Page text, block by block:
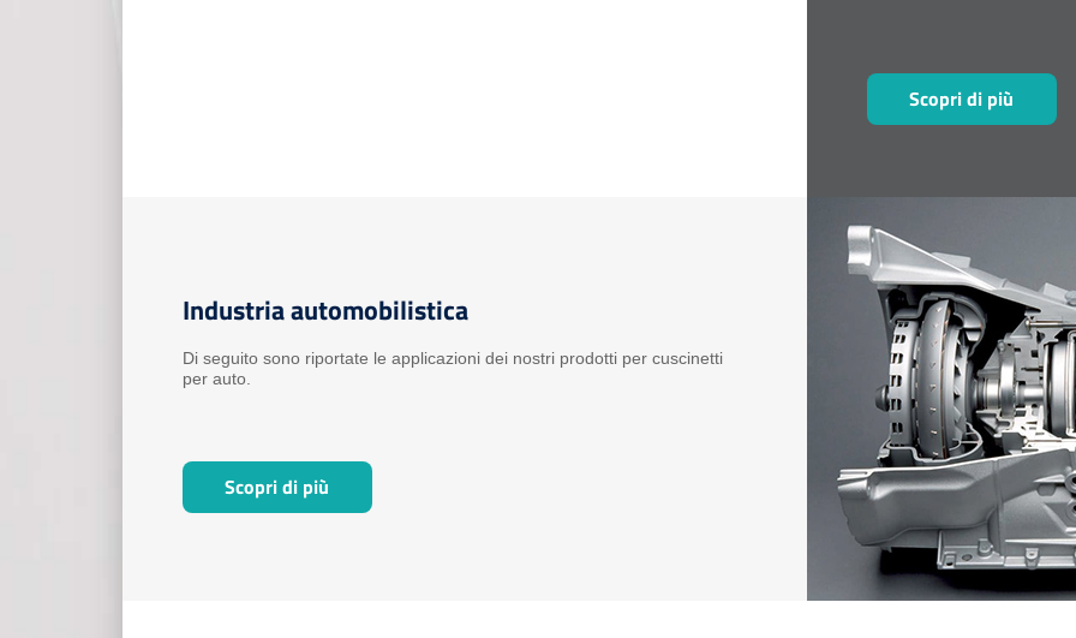
Scopri di più
Industria automobilistica
Di seguito sono riportate le applicazioni dei nostri prodotti per cuscinetti
per auto.
Scopri di più